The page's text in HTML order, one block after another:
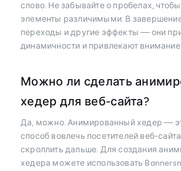
слово. Не забывайте о пробелах,
элементы различимыми. В
переходы и другие эффекты — они
динамичности и привлекают внимание.
Можно ли сделать
хедер для веб-сайта?
Да, можно. Анимированный хедер —
способ вовлечь посетителей веб-
скроллить дальше. Для создания
хедера можете использовать